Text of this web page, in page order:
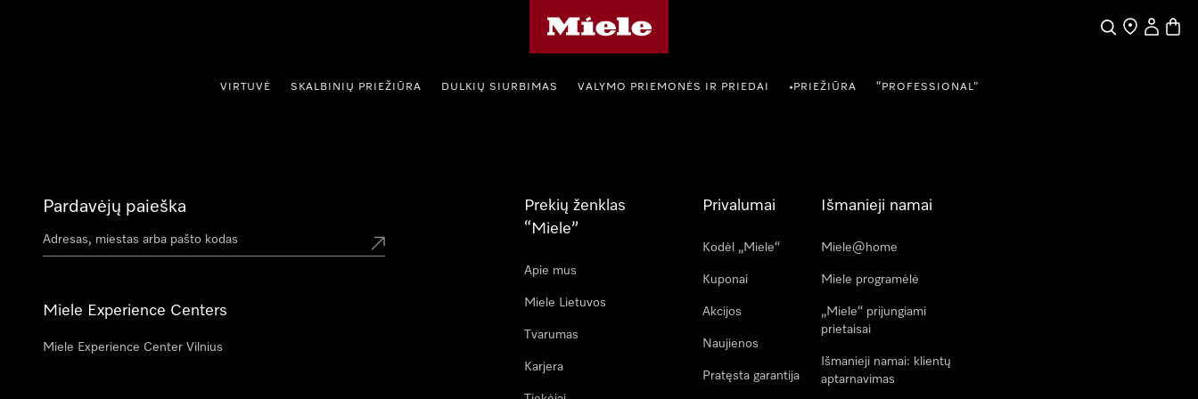
PaieškaPardavėjų
VIRTUVĖ SKALBINIŲ PRIEŽIŪRA DULKIŲ SIURBIMAS VALYMO PRIEMONĖS IR PRIEDAI •PRIEŽIŪRA “PROFESSIONAL”
Pardavėjų paieška
Miele Experience Centers
Miele Experience Center Vilnius
Prekių ženklas
“Miele”
Apie mus
Miele Lietuvos
Tvarumas
Karjera
Privalumai
Kodėl „Miele“
Kuponai
Akcijos
Naujienos
Pratęsta garantija
Išmanieji namai
Miele@home
Miele programėlė
„Miele“ prijungiami
prietaisai
Išmanieji namai: klientų
aptarnavimas